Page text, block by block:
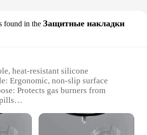
found in the Защитные накладки
heat-resistant silicone
Ergonomic, non-slip surface
Protects gas burners from
Weight or Quantity: Fits most gas